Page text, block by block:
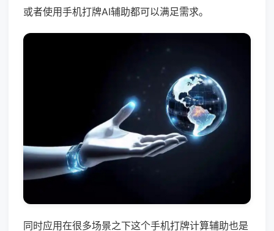
或者使用手机打牌AI辅助都可以满足需求。
同时应用在很多场景之下这个手机打牌计算辅助也是